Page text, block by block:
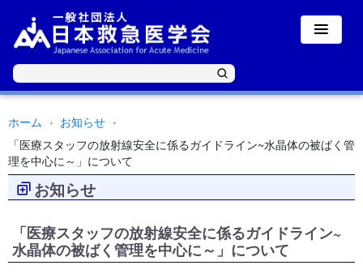
ホーム
お知らせ
「医療スタッフの放射線安全に係るガイドライン~水晶体の被ばく管
理を中心に～」について
お知らせ
「医療スタッフの放射線安全に係るガイドライン~
水晶体の被ばく管理を中心に～」について